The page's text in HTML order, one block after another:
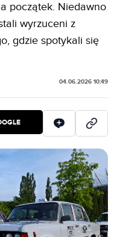
początek. Niedawno
wyrzuceni z
gdzie spotykali się
04.06.2026 10:49